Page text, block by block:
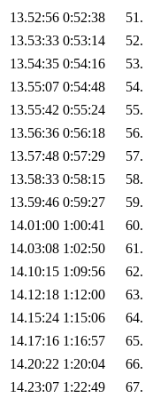
13.52:56 0:52:38 51.
13.53:33 0:53:14 52.
13.54:35 0:54:16 53.
13.55:07 0:54:48 54.
13.55:42 0:55:24 55.
13.56:36 0:56:18 56.
13.57:48 0:57:29 57.
13.58:33 0:58:15 58.
13.59:46 0:59:27 59.
14.01:00 1:00:41 60.
14.03:08 1:02:50 61.
14.10:15 1:09:56 62.
14.12:18 1:12:00 63.
14.15:24 1:15:06 64.
14.17:16 1:16:57 65.
14.20:22 1:20:04 66.
14.23:07 1:22:49 67.